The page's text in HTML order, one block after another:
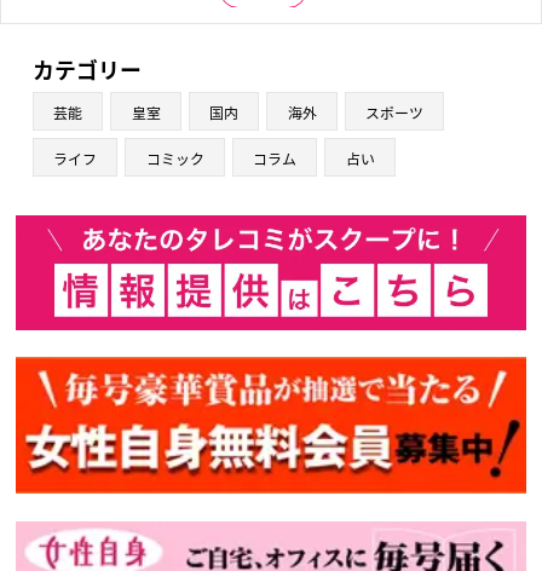
カテゴリー
芸能 皇室 国内 海外 スポーツ
ライフ コミック コラム 占い